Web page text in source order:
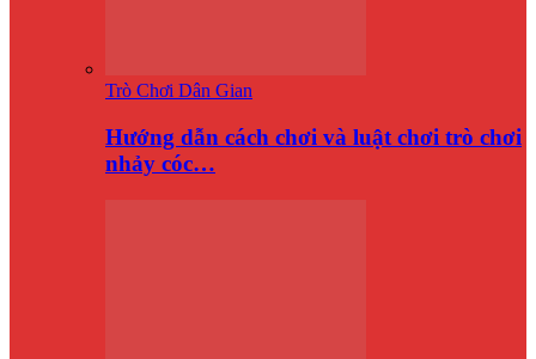
Trò Chơi Dân Gian
Hướng dẫn cách chơi và luật chơi trò chơi
nhảy cóc…